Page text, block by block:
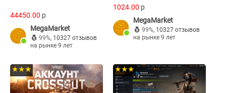
44450.00 p
MegaMarket
99%, 10327 отзывов
на рынке 9 лет
1024.00 p
MegaMarket
99%, 10327 отзывов
на рынке 9 лет
★★★ ★★★